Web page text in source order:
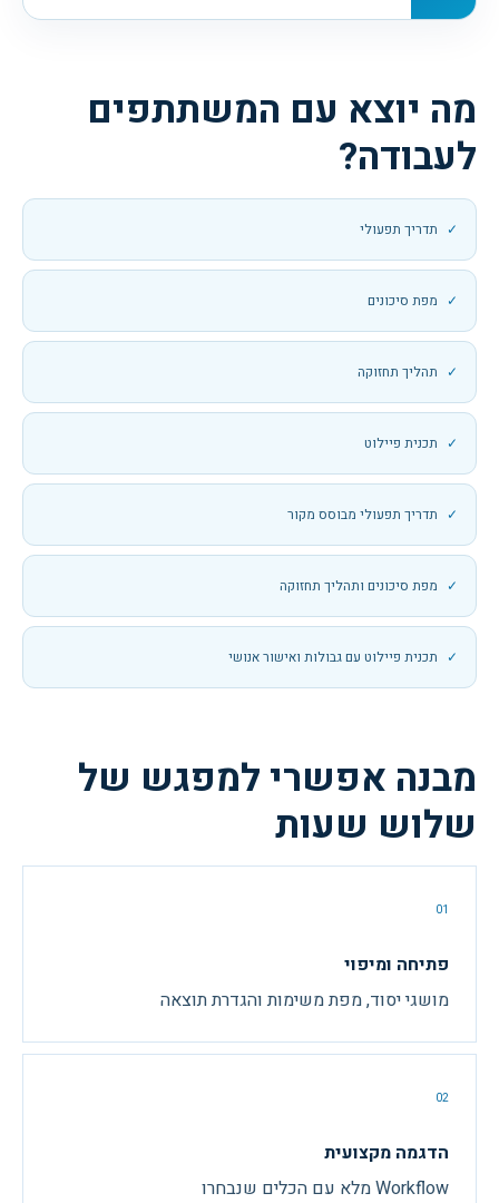
מה יוצא עם המשתתפים
לעבודה?
תדריך תפעולי
מפת סיכונים
תהליך תחזוקה
תכנית פיילוט
תדריך תפעולי מבוסס מקור
מפת סיכונים ותהליך תחזוקה
תכנית פיילוט עם גבולות ואישור אנושי
מבנה אפשרי למפגש של
שלוש שעות
01
פתיחה ומיפוי
מושגי יסוד, מפת משימות והגדרת תוצאה
02
הדגמה מקצועית
Workflow מלא עם הכלים שנבחרו